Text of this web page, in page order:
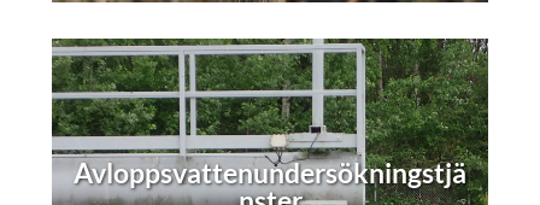
Avloppsvattenundersökningstjä